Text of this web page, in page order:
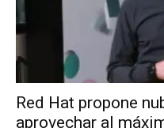
Red Hat propone
aprovechar al